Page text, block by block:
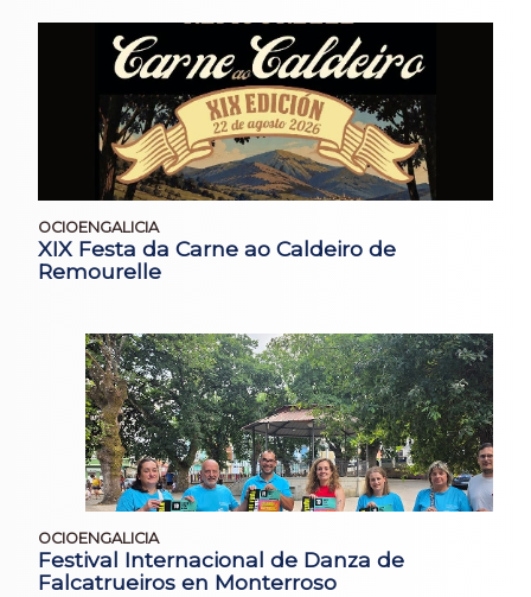
OCIOENGALICIA
XIX Festa da Carne ao Caldeiro de
Remourelle
OCIOENGALICIA
Festival Internacional de Danza de
Falcatrueiros en Monterroso